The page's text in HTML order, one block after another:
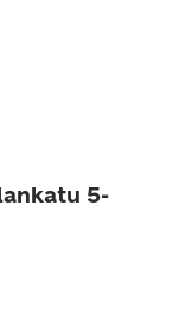
5-